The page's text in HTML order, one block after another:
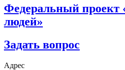
Федеральный проект
людей»
Задать вопрос
Адрес